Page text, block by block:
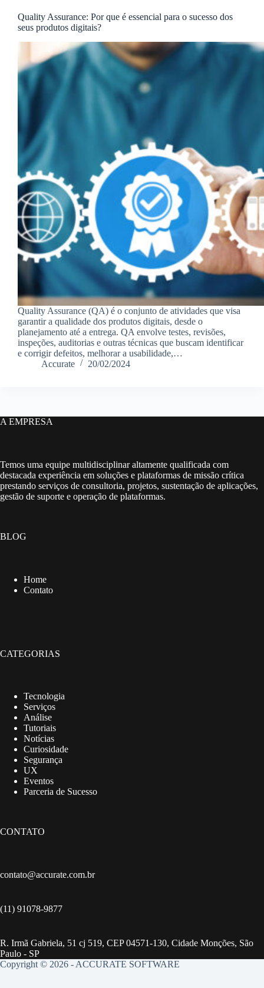
Quality Assurance: Por que é essencial para o sucesso dos
seus produtos digitais?
Quality Assurance (QA) é o conjunto de atividades que visa
garantir a qualidade dos produtos digitais, desde o
planejamento até a entrega. QA envolve testes, revisões,
inspeções, auditorias e outras técnicas que buscam identificar
e corrigir defeitos, melhorar a usabilidade,…
Accurate
20/02/2024
A EMPRESA
Temos uma equipe multidisciplinar altamente qualificada com
destacada experiência em soluções e plataformas de missão crítica
prestando serviços de consultoria, projetos, sustentação de aplicações,
gestão de suporte e operação de plataformas.
BLOG
Home
Contato
CATEGORIAS
Tecnologia
Serviços
Análise
Tutoriais
Notícias
Curiosidade
Segurança
UX
Eventos
Parceria de Sucesso
CONTATO
contato@accurate.com.br
(11) 91078-9877
R. Irmã Gabriela, 51 cj 519, CEP 04571-130, Cidade Monções, São
Paulo - SP
Copyright © 2026 - ACCURATE SOFTWARE